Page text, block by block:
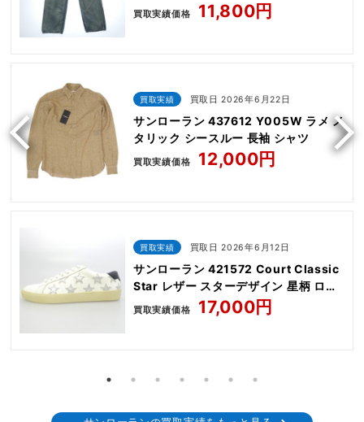
買取実績価格 11,800円
買取実績 買取日 2026年6月22日
サンローラン 437612 Y005W ラメ メ
タリック シースルー 長袖 シャツ
買取実績価格 12,000円
買取実績 買取日 2026年6月12日
サンローラン 421572 Court Classic
Star レザー スターデザイン 星柄 ロー
カット スニーカー
買取実績価格 17,000円